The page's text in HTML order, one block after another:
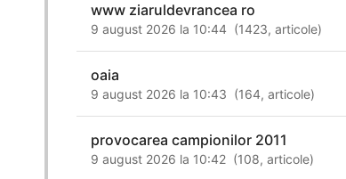
www ziaruldevrancea ro
9 august 2026 la 10:44 (1423,articole)
oaia
9 august 2026 la 10:43 (164,articole)
provocarea campionilor 2011
9 august 2026 la 10:42 (108,articole)